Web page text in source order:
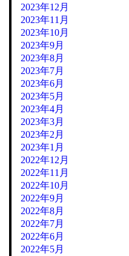
2023年12月
2023年11月
2023年10月
2023年9月
2023年8月
2023年7月
2023年6月
2023年5月
2023年4月
2023年3月
2023年2月
2023年1月
2022年12月
2022年11月
2022年10月
2022年9月
2022年8月
2022年7月
2022年6月
2022年5月